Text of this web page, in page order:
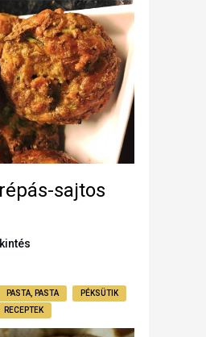
sajtos
PASTA, PASTA
PÉKSÜTIK
RECEPTEK